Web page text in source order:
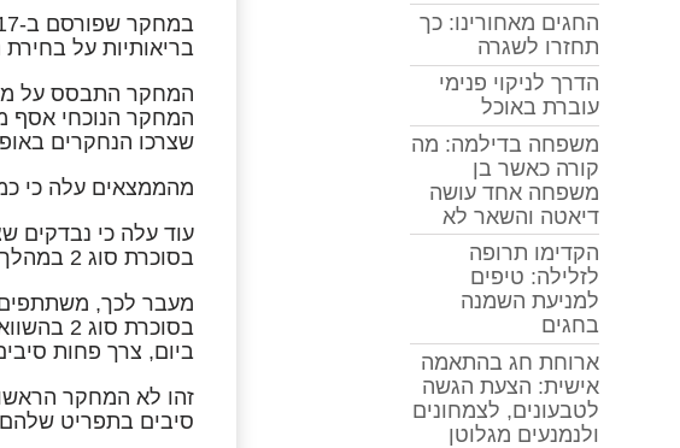
החגים מאחורינו: כך
תחזרו לשגרה
הדרך לניקוי פנימי
עוברת באוכל
משפחה בדילמה: מה
קורה כאשר בן
משפחה אחד עושה
דיאטה והשאר לא
הקדימו תרופה
לזלילה: טיפים
למניעת השמנה
בחגים
ארוחת חג בהתאמה
אישית: הצעת הגשה
לטבעונים, לצמחונים
ולנמנעים מגלוטן
בריאותיות על בחירת
המחקר הנוכחי אסף
שצרכו הנחקרים באופן
מהממצאים עלה כי כמות
בסוכרת סוג 2 במהלך 30 שנה של מעקב.
ביום, צרך פחות
זהו לא המחקר
סיבים בתפריט